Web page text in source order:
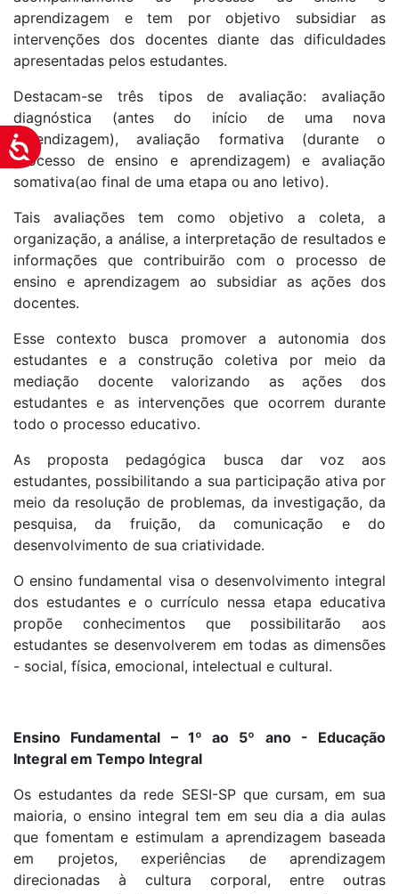
Acessibilidade
aprendizagem e tem por objetivo subsidiar as
intervenções dos docentes diante das dificuldades
apresentadas pelos estudantes.
Destacam-se três tipos de avaliação: avaliação
diagnóstica (antes do início de uma nova
aprendizagem), avaliação formativa (durante o
processo de ensino e aprendizagem) e avaliação
somativa(ao final de uma etapa ou ano letivo).
Tais avaliações tem como objetivo a coleta, a
organização, a análise, a interpretação de resultados e
informações que contribuirão com o processo de
ensino e aprendizagem ao subsidiar as ações dos
docentes.
Esse contexto busca promover a autonomia dos
estudantes e a construção coletiva por meio da
mediação docente valorizando as ações dos
estudantes e as intervenções que ocorrem durante
todo o processo educativo.
As proposta pedagógica busca dar voz aos
estudantes, possibilitando a sua participação ativa por
meio da resolução de problemas, da investigação, da
pesquisa, da fruição, da comunicação e do
desenvolvimento de sua criatividade.
O ensino fundamental visa o desenvolvimento integral
dos estudantes e o currículo nessa etapa educativa
propõe conhecimentos que possibilitarão aos
estudantes se desenvolverem em todas as dimensões
- social, física, emocional, intelectual e cultural.
Ensino Fundamental – 1º ao 5º ano - Educação
Integral em Tempo Integral
Os estudantes da rede SESI-SP que cursam, em sua
maioria, o ensino integral tem em seu dia a dia aulas
que fomentam e estimulam a aprendizagem baseada
em projetos, experiências de aprendizagem
direcionadas à cultura corporal, entre outras